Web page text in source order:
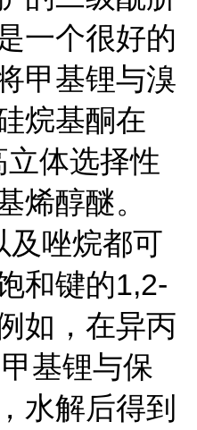
一个很好的
甲基锂与溴
烷基酮在
体选择性
烯醇醚。
及唑烷都可
和键的1,2-
如，在异丙
基锂与保
水解后得到